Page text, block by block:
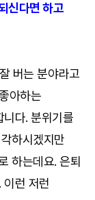
신다면 하고
버는 분야라고
아하는
다. 분위기를
하시겠지만
하는데요. 은퇴
이런 저런